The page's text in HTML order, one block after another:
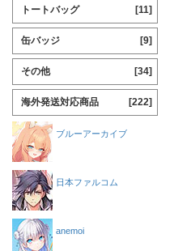
トートバッグ [11]
缶バッジ [9]
その他 [34]
海外発送対応商品 [222]
ブルーアーカイブ
日本ファルコム
anemoi